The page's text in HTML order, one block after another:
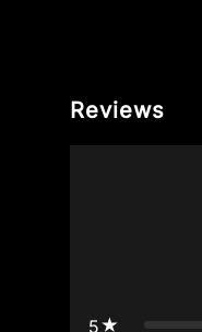
Reviews
5